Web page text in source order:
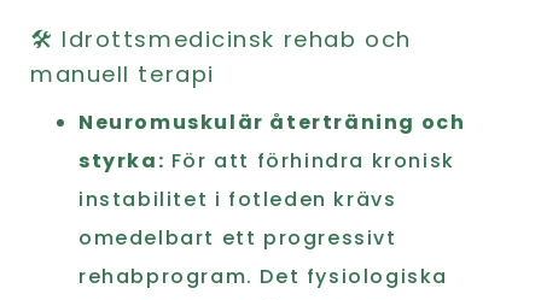
🛠️ Idrottsmedicinsk rehab och
manuell terapi
Neuromuskulär återträning och
styrka: För att förhindra kronisk
instabilitet i fotleden krävs
omedelbart ett progressivt
rehabprogram. Det fysiologiska